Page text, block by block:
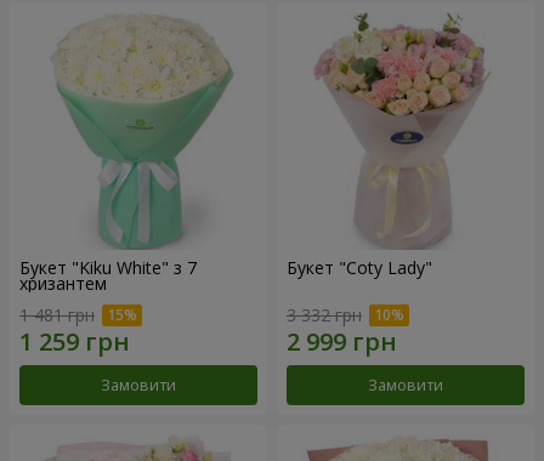
Букет "Kiku White" з 7
хризантем
1 481 грн
Замовити
Букет "Coty Lady"
3 332 грн
Замовити